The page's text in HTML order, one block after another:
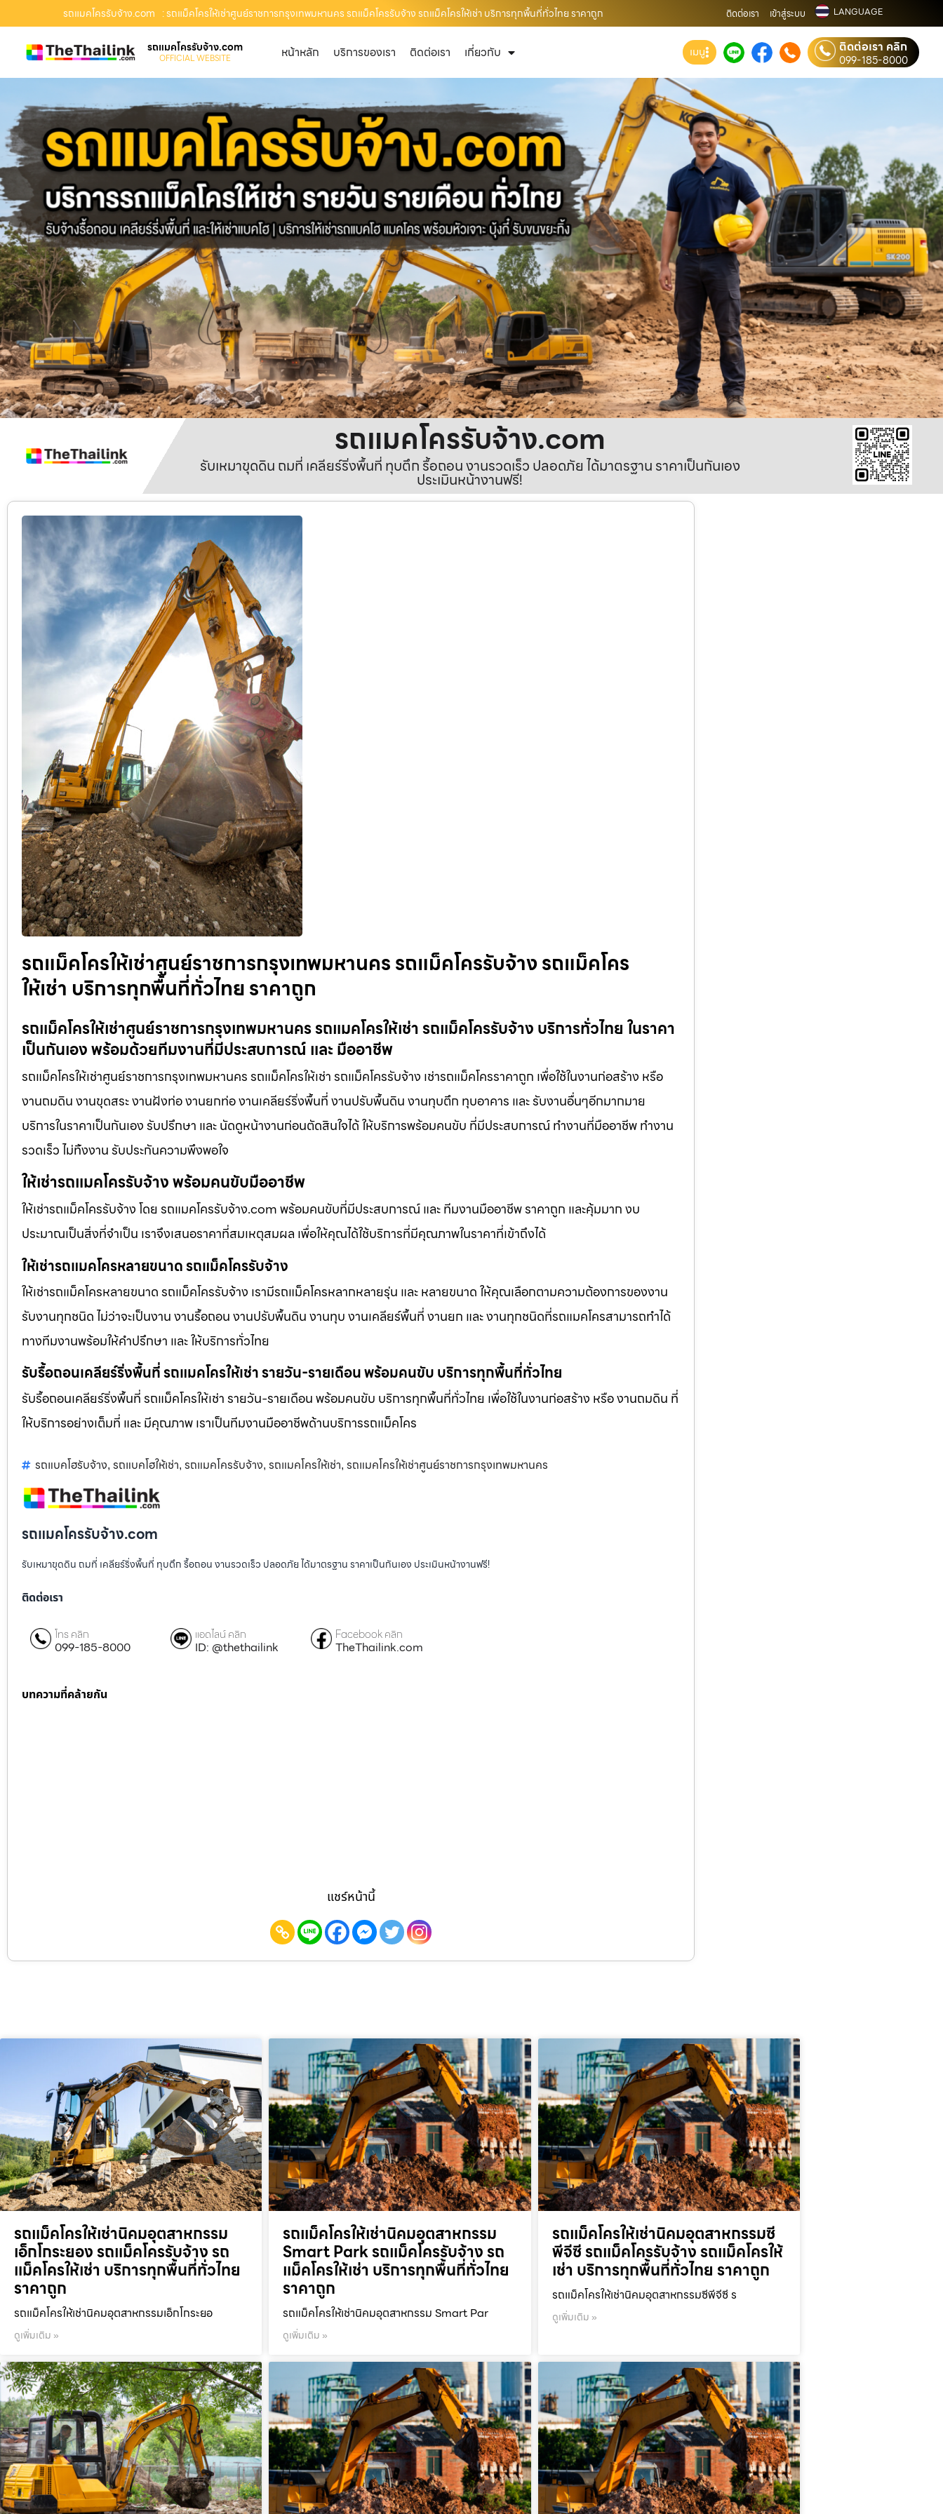
รถแมคโครรับจ้าง.com : รถแม็คโครให้เช่าศูนย์ราชการกรุงเทพมหานคร รถแม็คโครรับจ้าง รถแม็คโครให้เช่า บริการทุกพื้นที่ทั่วไทย ราคาถูก ติดต่อเรา เข้าสู่ระบบ LANGUAGE
รถแมคโครรับจ้าง.com
OFFICIAL WEBSITE หน้าหลัก บริการของเรา ติดต่อเรา เกี่ยวกับ เมนู ติดต่อเรา คลิก
099-185-8000
รถแมคโครรับจ้าง.com
รับเหมาขุดดิน ถมที่ เคลียร์ริ่งพื้นที่ ทุบตึก รื้อถอน งานรวดเร็ว ปลอดภัย ได้มาตรฐาน ราคาเป็นกันเอง
ประเมินหน้างานฟรี!
รถแม็คโครให้เช่าศูนย์ราชการกรุงเทพมหานคร รถแม็คโครรับจ้าง รถแม็คโคร
ให้เช่า บริการทุกพื้นที่ทั่วไทย ราคาถูก
รถแม็คโครให้เช่าศูนย์ราชการกรุงเทพมหานคร รถแมคโครให้เช่า รถแม็คโครรับจ้าง บริการทั่วไทย ในราคา
เป็นกันเอง พร้อมด้วยทีมงานที่มีประสบการณ์ และ มืออาชีพ
รถแม็คโครให้เช่าศูนย์ราชการกรุงเทพมหานคร รถแม็คโครให้เช่า รถแม็คโครรับจ้าง เช่ารถแม็คโครราคาถูก เพื่อใช้ในงานก่อสร้าง หรือ
งานถมดิน งานขุดสระ งานฝังท่อ งานยกท่อ งานเคลียร์ริ่งพื้นที่ งานปรับพื้นดิน งานทุบตึก ทุบอาคาร และ รับงานอื่นๆอีกมากมาย
บริการในราคาเป็นกันเอง รับปรึกษา และ นัดดูหน้างานก่อนตัดสินใจได้ ให้บริการพร้อมคนขับ ที่มีประสบการณ์ ทำงานที่มืออาชีพ ทำงาน
รวดเร็ว ไม่ทิ้งงาน รับประกันความพึงพอใจ
ให้เช่ารถแมคโครรับจ้าง พร้อมคนขับมืออาชีพ
ให้เช่ารถแม็คโครรับจ้าง โดย รถแมคโครรับจ้าง.com พร้อมคนขับที่มีประสบการณ์ และ ทีมงานมืออาชีพ ราคาถูก และคุ้มมาก งบ
ประมาณเป็นสิ่งที่จำเป็น เราจึงเสนอราคาที่สมเหตุสมผล เพื่อให้คุณได้ใช้บริการที่มีคุณภาพในราคาที่เข้าถึงได้
ให้เช่ารถแมคโครหลายขนาด รถแม็คโครรับจ้าง
ให้เช่ารถแม็คโครหลายขนาด รถแม็คโครรับจ้าง เรามีรถแม็คโครหลากหลายรุ่น และ หลายขนาด ให้คุณเลือกตามความต้องการของงาน
รับงานทุกชนิด ไม่ว่าจะเป็นงาน งานรื้อถอน งานปรับพื้นดิน งานทุบ งานเคลียร์พื้นที่ งานยก และ งานทุกชนิดที่รถแมคโครสามารถทำได้
ทางทีมงานพร้อมให้คำปรึกษา และ ให้บริการทั่วไทย
รับรื้อถอนเคลียร์ริ่งพื้นที่ รถแมคโครให้เช่า รายวัน-รายเดือน พร้อมคนขับ บริการทุกพื้นที่ทั่วไทย
รับรื้อถอนเคลียร์ริ่งพื้นที่ รถแม็คโครให้เช่า รายวัน-รายเดือน พร้อมคนขับ บริการทุกพื้นที่ทั่วไทย เพื่อใช้ในงานก่อสร้าง หรือ งานถมดิน ที่
ให้บริการอย่างเต็มที่ และ มีคุณภาพ เราเป็นทีมงานมืออาชีพด้านบริการรถแม็คโคร
รถแบคโฮรับจ้าง, รถแบคโฮให้เช่า, รถแมคโครรับจ้าง, รถแมคโครให้เช่า, รถแมคโครให้เช่าศูนย์ราชการกรุงเทพมหานคร
รถแมคโครรับจ้าง.com
รับเหมาขุดดิน ถมที่ เคลียร์ริ่งพื้นที่ ทุบตึก รื้อถอน งานรวดเร็ว ปลอดภัย ได้มาตรฐาน ราคาเป็นกันเอง ประเมินหน้างานฟรี!
ติดต่อเรา
โทร คลิก
099-185-8000
แอดไลน์ คลิก
ID: @thethailink
Facebook คลิก
TheThailink.com
บทความที่คล้ายกัน
แชร์หน้านี้
รถแม็คโครให้เช่านิคมอุตสาหกรรม
เอ็กโกระยอง รถแม็คโครรับจ้าง รถ
แม็คโครให้เช่า บริการทุกพื้นที่ทั่วไทย
ราคาถูก
รถแม็คโครให้เช่านิคมอุตสาหกรรมเอ็กโกระยอ
ดูเพิ่มเติม »
รถแม็คโครให้เช่านิคมอุตสาหกรรม
Smart Park รถแม็คโครรับจ้าง รถ
แม็คโครให้เช่า บริการทุกพื้นที่ทั่วไทย
ราคาถูก
รถแม็คโครให้เช่านิคมอุตสาหกรรม Smart Par
ดูเพิ่มเติม »
รถแม็คโครให้เช่านิคมอุตสาหกรรมซี
พีจีซี รถแม็คโครรับจ้าง รถแม็คโครให้
เช่า บริการทุกพื้นที่ทั่วไทย ราคาถูก
รถแม็คโครให้เช่านิคมอุตสาหกรรมซีพีจีซี ร
ดูเพิ่มเติม »